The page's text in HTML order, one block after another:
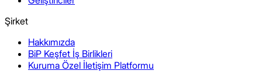
Şirket
Hakkımızda
BiP Keşfet İş Birlikleri
Kuruma Özel İletişim Platformu